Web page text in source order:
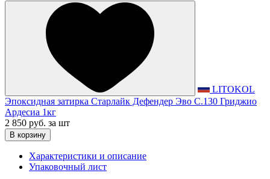
LITOKOL
Эпоксидная затирка Старлайк Дефендер Эво С.130 Гриджио
Ардесиа 1кг
2 850 руб. за шт
В корзину
Характеристики и описание
Упаковочный лист